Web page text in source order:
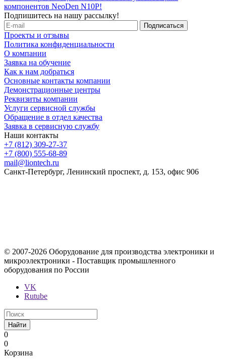
компонентов NeoDen N10P!
Подпишитесь на нашу рассылку!
Проекты и отзывы
Политика конфиденциальности
О компании
Заявка на обучение
Как к нам добраться
Основные контакты компании
Демонстрационные центры
Реквизиты компании
Услуги сервисной службы
Обращение в отдел качества
Заявка в сервисную службу
Наши контакты
+7 (812) 309-27-37
+7 (800) 555-68-89
mail@liontech.ru
Санкт-Петербург, Ленинский проспект, д. 153, офис 906
© 2007-2026 Оборудование для производства электроники и
микроэлектроники - Поставщик промышленного
оборудования по России
VK
Rutube
Найти
0
0
Корзина